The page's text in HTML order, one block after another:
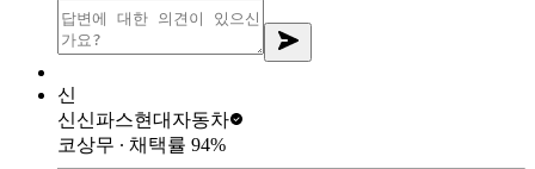
신
신신파스현대자동차
코상무 ∙ 채택률 94%